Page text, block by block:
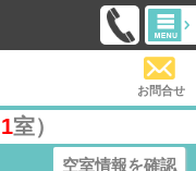
お問合せ
1室）
空室情報を確認